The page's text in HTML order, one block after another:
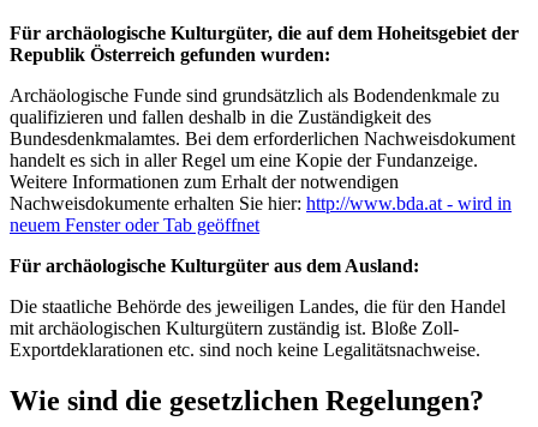
Für archäologische Kulturgüter, die auf dem Hoheitsgebiet der
Republik Österreich gefunden wurden:
Archäologische Funde sind grundsätzlich als Bodendenkmale zu
qualifizieren und fallen deshalb in die Zuständigkeit des
Bundesdenkmalamtes. Bei dem erforderlichen Nachweisdokument
handelt es sich in aller Regel um eine Kopie der Fundanzeige.
Weitere Informationen zum Erhalt der notwendigen
Nachweisdokumente erhalten Sie hier: http://www.bda.at - wird in
neuem Fenster oder Tab geöffnet
Für archäologische Kulturgüter aus dem Ausland:
Die staatliche Behörde des jeweiligen Landes, die für den Handel
mit archäologischen Kulturgütern zuständig ist. Bloße Zoll-
Exportdeklarationen etc. sind noch keine Legalitätsnachweise.
Wie sind die gesetzlichen Regelungen?